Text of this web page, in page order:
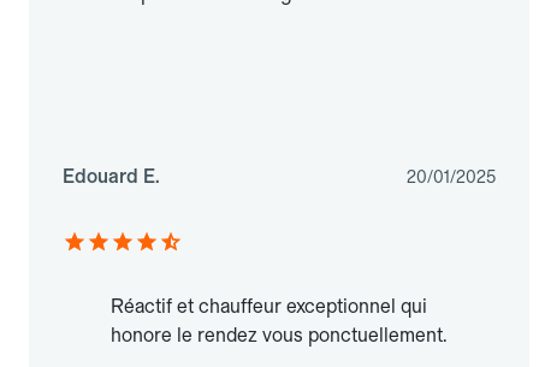
Edouard E. 20/01/2025
Réactif et chauffeur exceptionnel qui
honore le rendez vous ponctuellement.